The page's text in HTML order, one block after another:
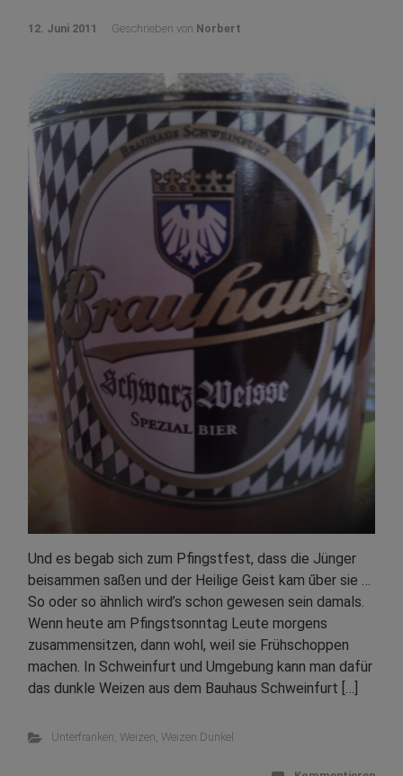
12. Juni 2011 Geschrieben von Norbert
Und es begab sich zum Pfingstfest, dass die Jünger
beisammen saßen und der Heilige Geist kam űber sie …
So oder so ähnlich wird’s schon gewesen sein damals.
Wenn heute am Pfingstsonntag Leute morgens
zusammensitzen, dann wohl, weil sie Frühschoppen
machen. In Schweinfurt und Umgebung kann man dafür
das dunkle Weizen aus dem Bauhaus Schweinfurt […]
Unterfranken, Weizen, Weizen Dunkel